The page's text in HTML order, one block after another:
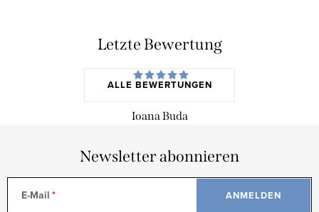
Letzte Bewertung
ALLE BEWERTUNGEN
Ioana Buda
Newsletter abonnieren
E-Mail ANMELDEN